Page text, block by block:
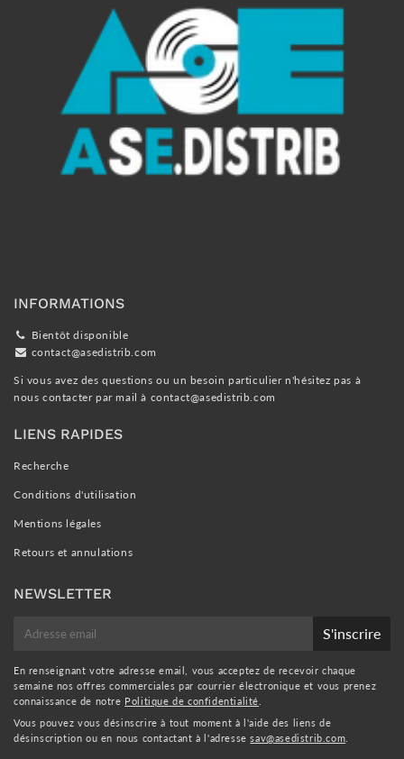
INFORMATIONS
Bientôt disponible
contact@asedistrib.com
Si vous avez des questions ou un besoin particulier n'hésitez pas à
nous contacter par mail à contact@asedistrib.com
LIENS RAPIDES
Recherche
Conditions d'utilisation
Mentions légales
Retours et annulations
NEWSLETTER
mail
S'inscrire
En renseignant votre adresse email, vous acceptez de recevoir chaque
semaine nos offres commerciales par courrier électronique et vous prenez
connaissance de notre Politique de confidentialité
Vous pouvez vous désinscrire à tout moment à l'aide des liens de
désinscription ou en nous contactant à l'adressesav@asedistrib.com